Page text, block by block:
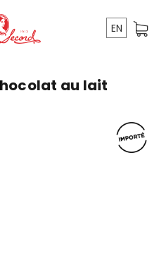
EN
au lait